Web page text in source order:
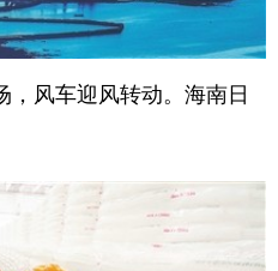
风车迎风转动。海南日